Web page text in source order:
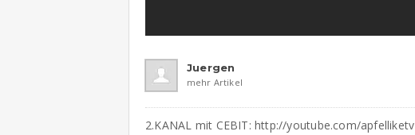
Juergen
mehr Artikel
2.KANAL mit CEBIT: http://youtube.com/apfelliketv